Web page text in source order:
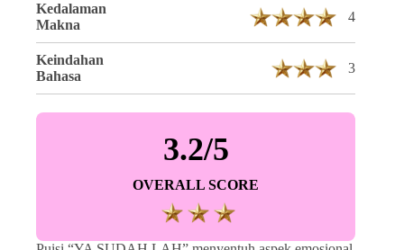
Kedalaman
Makna
4
Keindahan
Bahasa
3
3.2/5
OVERALL SCORE